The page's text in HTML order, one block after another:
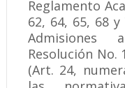
Reglamento
62, 64, 65, 68
Admisiones
Resolución No.
(Art. 24,